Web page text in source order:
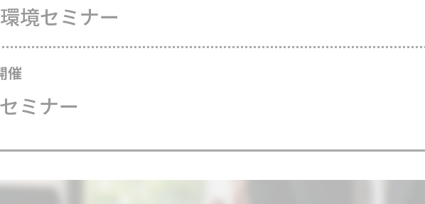
境セミナー
催
ミナー